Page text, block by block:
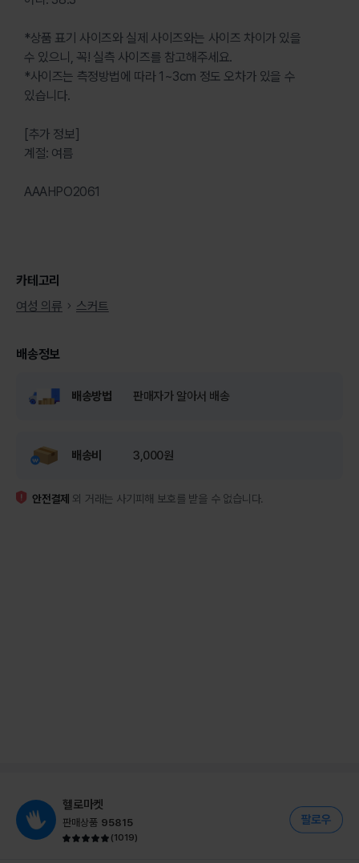
*상품 표기 사이즈와 실제 사이즈와는 사이즈 차이가 있을
수 있으니, 꼭! 실측 사이즈를 참고해주세요.
*사이즈는 측정방법에 따라 1~3cm 정도 오차가 있을 수
있습니다.
[추가 정보]
계절: 여름
AAAHPO2061
카테고리
여성 의류
스커트
배송정보
배송방법 판매자가 알아서 배송
배송비 3,000원
안전결제 외 거래는 사기피해 보호를 받을 수 없습니다.
헬로마켓
판매상품 95815
(1019)